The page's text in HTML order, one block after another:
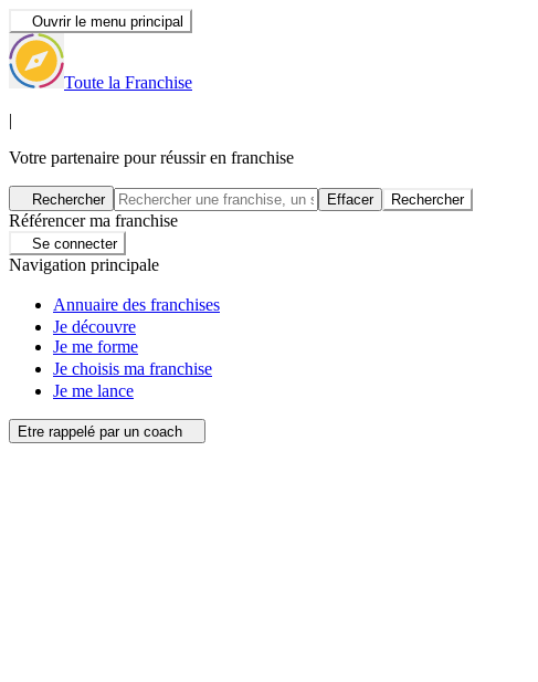
Ouvrir le menu principal
Toute la Franchise
|
Votre partenaire pour réussir en franchise
Rechercher Effacer Rechercher
Référencer ma franchise
Se connecter
Navigation principale
Annuaire des franchises
Je découvre
Je me forme
Je choisis ma franchise
Je me lance
Etre rappelé par un coach